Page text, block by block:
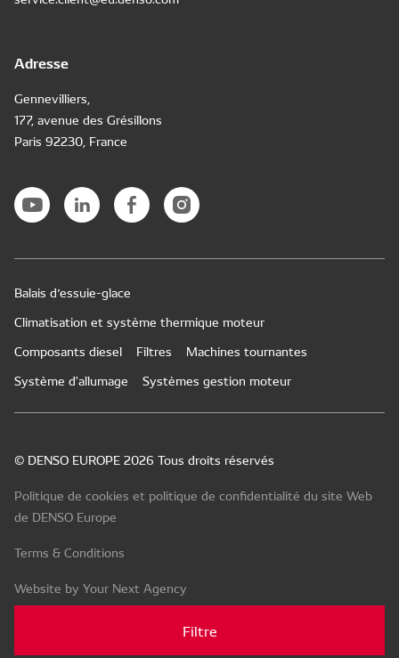
Filtre
Adresse
Gennevilliers,
177, avenue des Grésillons
Paris 92230, France
Balais d’essuie-glace
Climatisation et système thermique moteur
Composants diesel
Filtres
Machines tournantes
Système d'allumage
Systèmes gestion moteur
© DENSO EUROPE 2026 Tous droits réservés
Politique de cookies et politique de confidentialité du site Web
de DENSO Europe
Terms & Conditions
Website by Your Next Agency